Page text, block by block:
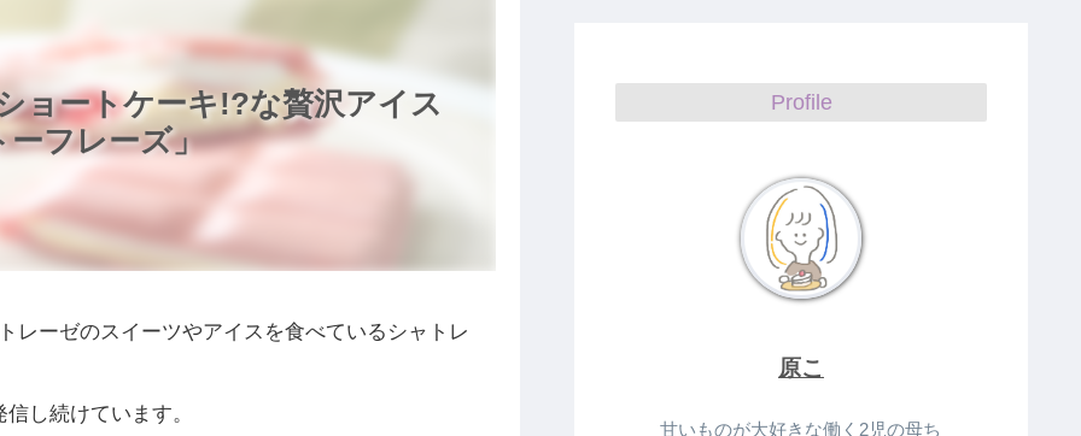
ョートケーキ!?な贅沢アイス
フレーズ」
レーゼのスイーツやアイスを食べているシャトレ
し続けています。
Profile
原こ
甘いものが大好きな働く2児の母ち